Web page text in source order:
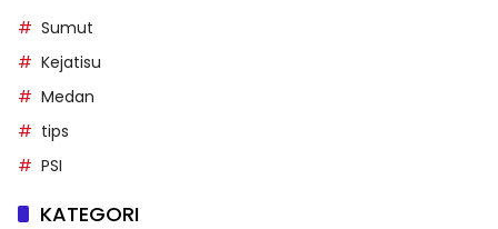
Sumut
Kejatisu
Medan
tips
PSI
KATEGORI